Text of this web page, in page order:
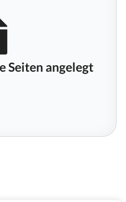
Seiten angelegt